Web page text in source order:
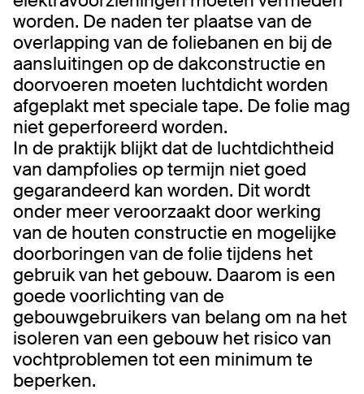
worden. De naden ter plaatse van de
overlapping van de foliebanen en bij de
aansluitingen op de dakconstructie en
doorvoeren moeten luchtdicht worden
afgeplakt met speciale tape. De folie mag
niet geperforeerd worden.
In de praktijk blijkt dat de luchtdichtheid
van dampfolies op termijn niet goed
gegarandeerd kan worden. Dit wordt
onder meer veroorzaakt door werking
van de houten constructie en mogelijke
doorboringen van de folie tijdens het
gebruik van het gebouw. Daarom is een
goede voorlichting van de
gebouwgebruikers van belang om na het
isoleren van een gebouw het risico van
vochtproblemen tot een minimum te
beperken.